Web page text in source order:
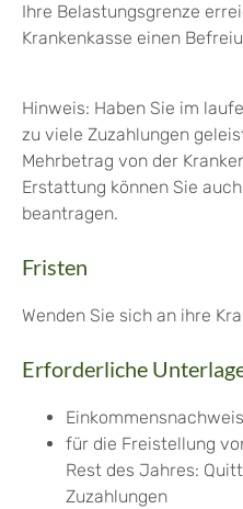
Ihre Belastungsgrenze
Krankenkasse einen
Hinweis: Haben Sie im
zu viele Zuzahlungen
Mehrbetrag von der
Erstattung können Sie
beantragen.
Fristen
Wenden Sie sich an ihre
Erforderliche
für die Freistellung
Rest des Jahres:
Zuzahlungen